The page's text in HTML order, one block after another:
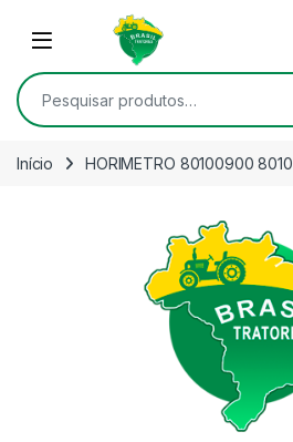
Skip to navigation
Open
Pesquisar por:
Início HORIMETRO 80100900